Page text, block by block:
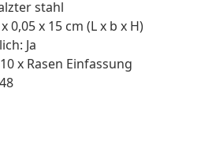
stahl
0,05 x 15 cm (L x b x H)
Ja
x Rasen Einfassung